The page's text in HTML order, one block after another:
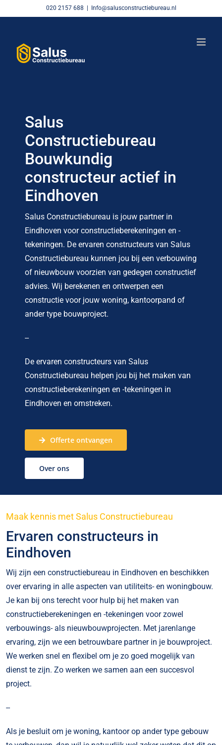
to
020 2157 688 Info@salusconstructiebureau.nl
Salus
Constructiebureau
Bouwkundig
constructeur actief in
Eindhoven
Salus Constructiebureau is jouw partner in
Eindhoven voor constructieberekeningen en -
tekeningen. De ervaren constructeurs van Salus
Constructiebureau kunnen jou bij een verbouwing
of nieuwbouw voorzien van gedegen constructief
advies. Wij berekenen en ontwerpen een
constructie voor jouw woning, kantoorpand of
ander type bouwproject.
--
De ervaren constructeurs van Salus
Constructiebureau helpen jou bij het maken van
constructieberekeningen en -tekeningen in
Eindhoven en omstreken.
Offerte ontvangen
Over ons
Maak kennis met Salus Constructiebureau
Ervaren constructeurs in
Eindhoven
Wij zijn een constructiebureau in Eindhoven en beschikken
over ervaring in alle aspecten van utiliteits- en woningbouw.
Je kan bij ons terecht voor hulp bij het maken van
constructieberekeningen en -tekeningen voor zowel
verbouwings- als nieuwbouwprojecten. Met jarenlange
ervaring, zijn we een betrouwbare partner in je bouwproject.
We werken snel en flexibel om je zo goed mogelijk van
dienst te zijn. Zo werken we samen aan een succesvol
project.
--
Als je besluit om je woning, kantoor op ander type gebouw